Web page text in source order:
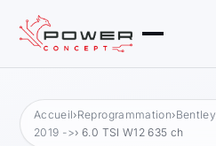
Accueil›Reprogrammation›Bentley
2019 ->› 6.0 TSI W12 635 ch